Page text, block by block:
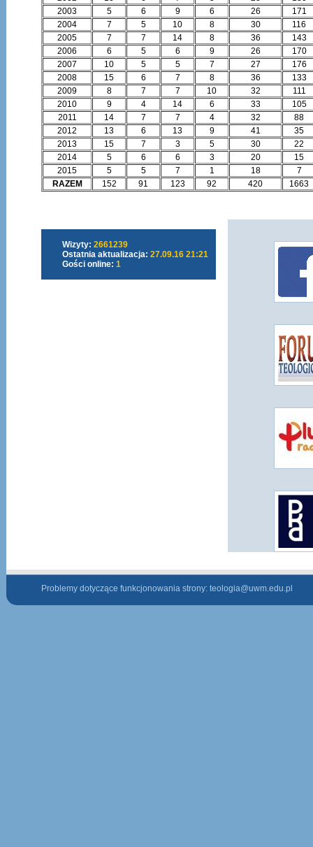
2003
5 6 9 6 26
171
2004
7 5 10 8 30
116
2005
7 7 14 8 36
143
2006
6 5 6 9 26
170
2007
10 5 5 7 27
176
2008
15 6 7 8 36
133
2009
8 7 7 10 32
111
2010
9 4 14 6 33
105
2011
14 7 7 4 32
88
2012
13 6 13 9 41
35
2013
15 7 3 5 30
22
2014
5 6 6 3 20
15
2015
5 5 7 1 18
7
RAZEM
152 91 123 92 420 1663
Wizyty: 2661239
Ostatnia aktualizacja: 27.09.16 21:21
Gości online: 1
Problemy dotyczące funkcjonowania strony: teologia@uwm.edu.pl